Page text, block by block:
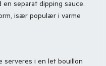
separat dipping sauce.
især populær i varme
serveres i en let bouillon